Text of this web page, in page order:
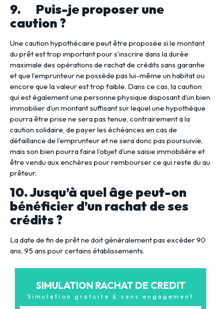
9. Puis-je proposer une
caution ?
Une caution hypothécaire peut être proposée si le montant
du prêt est trop important pour s’inscrire dans la durée
maximale des opérations de rachat de crédits sans garantie
et que l’emprunteur ne possède pas lui-même un habitat ou
encore que la valeur est trop faible. Dans ce cas, la caution
qui est également une personne physique disposant d’un bien
immobilier d’un montant suffisant sur lequel une hypothèque
pourra être prise ne sera pas tenue, contrairement à la
caution solidaire, de payer les échéances en cas de
défaillance de l’emprunteur et ne sera donc pas poursuivie,
mais son bien pourra faire l’objet d’une saisie immobilière et
être vendu aux enchères pour rembourser ce qui reste du au
prêteur.
10. Jusqu’à quel âge peut-on
bénéficier d’un rachat de ses
crédits ?
La date de fin de prêt ne doit généralement pas excéder 90
ans. 95 ans pour certains établissements.
SIMULATION RACHAT DE CREDIT
Simulation gratuite & sans engagement